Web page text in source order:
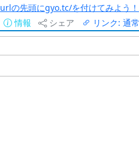
urlの先頭にgyo.tc/を付けてみよう！
情報
シェア リンク: 通常